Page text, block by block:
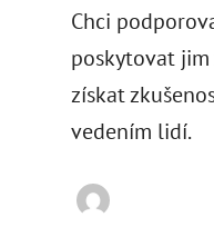
Chci
poskytovat jim
získat
vedením lidí.